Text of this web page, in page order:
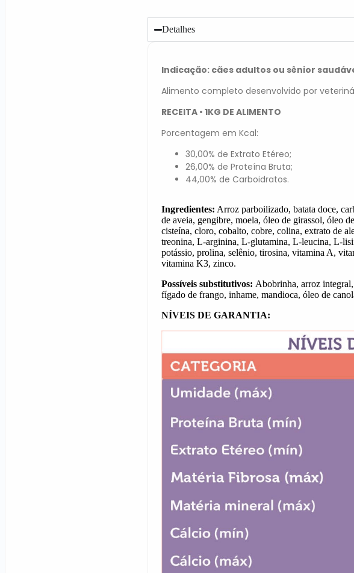
Detalhes
Indicação: cães adultos ou sênior
Alimento completo desenvolvido por
RECEITA • 1KG DE ALIMENTO
Porcentagem em Kcal:
30,00% de Extrato Etéreo;
26,00% de Proteína Bruta;
44,00% de Carboidratos.
Ingredientes: Arroz parboilizado, batata doce,
de aveia, gengibre, moela, óleo de girassol, óleo
cisteína, cloro, cobalto, cobre, colina, extrato de
treonina, L-arginina, L-glutamina, L-leucina, L-
potássio, prolina, selênio, tirosina, vitamina A,
vitamina K3, zinco.
Possíveis substitutivos: Abobrinha, arroz
fígado de frango, inhame, mandioca, óleo de
NÍVEIS DE GARANTIA: